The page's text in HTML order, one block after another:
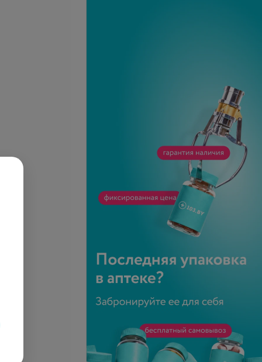
мимических
Объемная коррекция
скуловой зоны, подбородка
470 руб.
Запись по телефону